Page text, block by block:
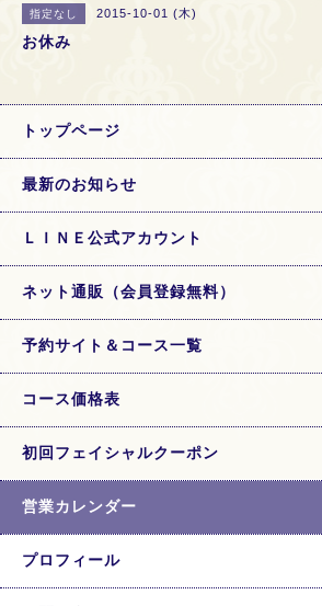
指定なし 2015-10-01 (木)
お休み
トップページ
最新のお知らせ
ＬＩＮＥ公式アカウント
ネット通販（会員登録無料）
予約サイト＆コース一覧
コース価格表
初回フェイシャルクーポン
営業カレンダー
プロフィール